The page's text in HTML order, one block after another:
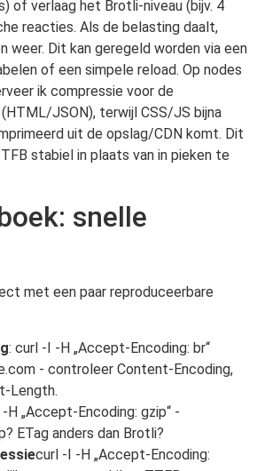
of verlaag het Brotli-niveau (bijv. 4
reacties. Als de belasting daalt,
weer. Dit kan geregeld worden via een
of een simpele reload. Op nodes
ik compressie voor de
JSON), terwijl CSS/JS bijna
uit de opslag/CDN komt. Dit
stabiel in plaats van in pieken te
snelle
met een paar reproduceerbare
: curl -I -H „Accept-Encoding: br“
- controleer Content-Encoding,
Length.
H „Accept-Encoding: gzip“ -
ETag anders dan Brotli?
curl -I -H „Accept-Encoding: